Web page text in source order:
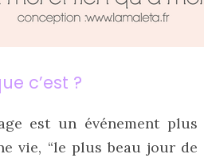
c’est ?
est un événement plus
vie, “le plus beau jour de